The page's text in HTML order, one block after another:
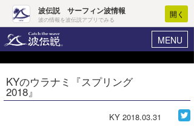
波伝説 サーフィン波情報
波の情報を波伝説アプリでみる
開く
MENU
ヘルプ マイホーム
ログイン
KYのウラナミ『スプリング
2018』
KY 2018.03.31
Core Surf Japan